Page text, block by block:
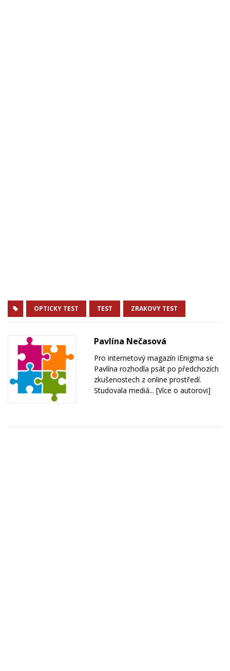
OPTICKY TEST TEST ZRAKOVY TEST
Pavlína Nečasová
Pro internetový magazín iEnigma se
Pavlína rozhodla psát po předchozích
zkušenostech z online prostředí.
Studovala mediá... [Více o autorovi]